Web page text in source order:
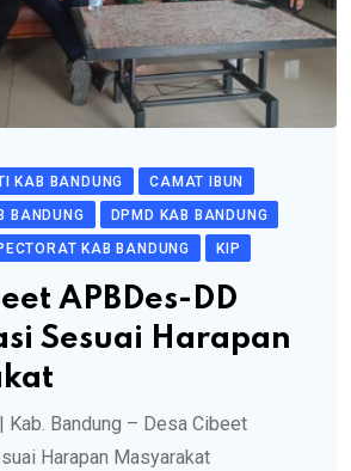
KAB BANDUNG
CAMAT IBUN
BANDUNG
DPMD KAB BANDUNG
KAB BANDUNG KIP
APBDes-DD
Sesuai Harapan
Bandung – Desa Cibeet
Harapan Masyarakat